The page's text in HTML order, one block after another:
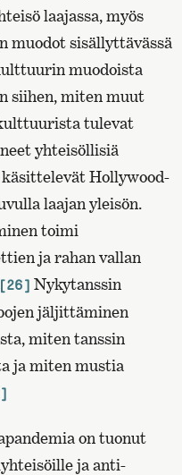
laajassa, myös
sisällyttävässä
muodoista
siihen, miten muut
tulevat
yhteisöllisiä
Hollywood-
laajan yleisön.
toimi
ja rahan vallan
Nykytanssin
jäljittäminen
miten tanssin
ja miten mustia
on tuonut
ja anti-